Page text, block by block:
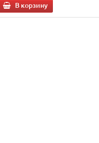
В корзину